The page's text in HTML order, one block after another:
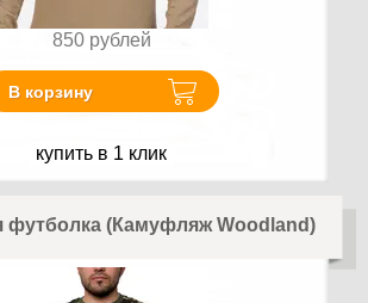
850 рублей
В корзину
купить в 1 клик
футболка (Камуфляж Woodland)